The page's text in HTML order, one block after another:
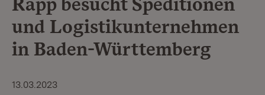
und Logistikunternehmen
in Baden-Württemberg
13.03.2023